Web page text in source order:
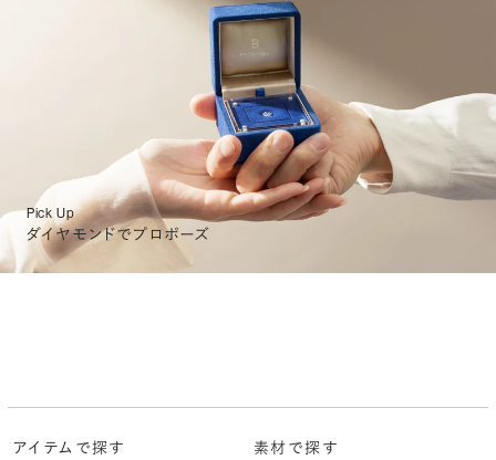
Pick Up
ダイヤモンドでプロポーズ
アイテムで探す
素材で探す